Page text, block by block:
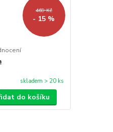
469 Kč
- 15 %
skladem > 20 ks
do košíku